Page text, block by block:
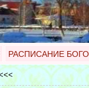
РАСПИСАНИЕ